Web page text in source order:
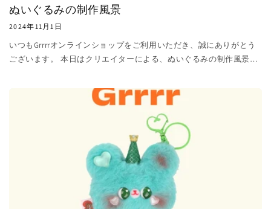
ぬいぐるみの制作風景
2024年11月1日
いつもGrrrrオンラインショップをご利用いただき、誠にありがとう
ございます。 本日はクリエイターによる、ぬいぐるみの制作風景を